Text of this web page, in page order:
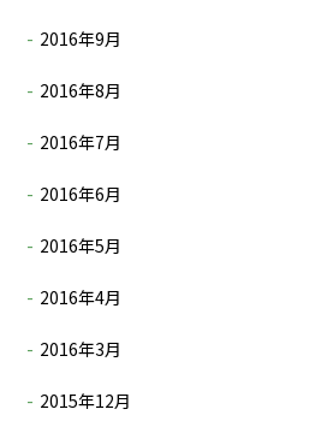
2016年9月
2016年8月
2016年7月
2016年6月
2016年5月
2016年4月
2016年3月
2015年12月